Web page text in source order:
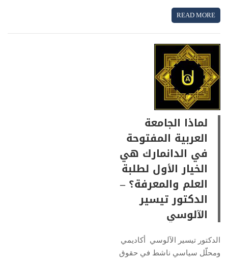
READ MORE
لماذا الجامعة
العربية المفتوحة
في الدانمارك هي
الخيار الأول لطلبة
العلم والمعرفة؟ –
الدكتور تيسير
الآلوسي
الدكتور تيسير الآلوسي أكاديمي
ومحلّل سياسي ناشط في حقوق